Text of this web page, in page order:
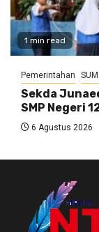
1 min read
Pemerintahan
Sekda
SMP Negeri
6 Agustus 2026